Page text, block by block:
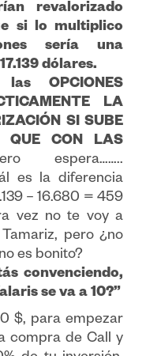
revalorizado
si lo multiplico
sería una
dólares.
OPCIONES
LA
SI SUBE
QUE CON LAS
espera……..
es la diferencia
– 16.680 = 459
vez no te voy a
pero ¿no
es bonito?
convenciendo,
se va a 10?”
$, para empezar
compra de Call y